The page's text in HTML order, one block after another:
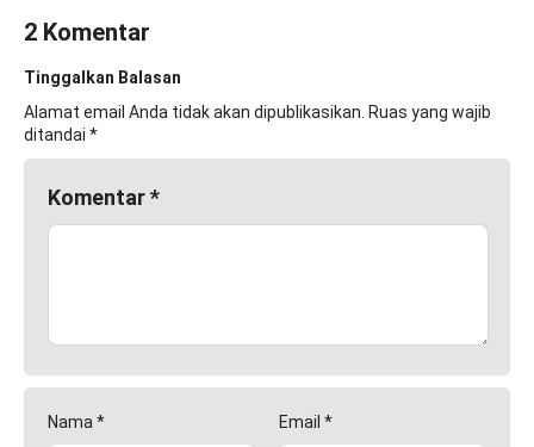
2 Komentar
Tinggalkan Balasan
Alamat email Anda tidak akan dipublikasikan. Ruas yang wajib
ditandai *
Komentar*
Nama * Email *